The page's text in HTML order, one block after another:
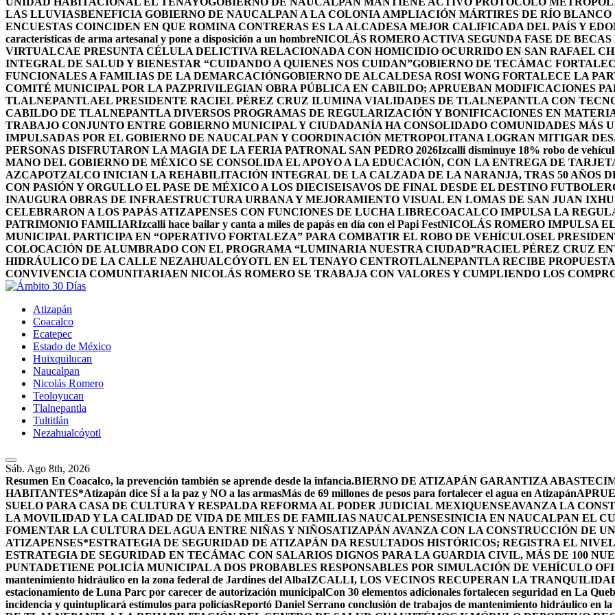
LAS LLUVIASBENEFICIA GOBIERNO DE NAUCALPAN A LA COLONIA AMPLIACIÓN MÁRTIRES DE RÍO
ENCUESTAS COINCIDEN EN QUE ROMINA CONTRERAS ES LA ALCADESA MEJOR CALIFICADA DEL PAÍS Y
características de arma artesanal y pone a disposición a un hombreNICOLÁS ROMERO ACTIVA SEGUNDA FASE DE
VIRTUALCAE PRESUNTA CÉLULA DELICTIVA RELACIONADA CON HOMICIDIO OCURRIDO EN SAN RAFAEL
INTEGRAL DE SALUD Y BIENESTAR “CUIDANDO A QUIENES NOS CUIDAN”GOBIERNO DE TECÁMAC
FUNCIONALES A FAMILIAS DE LA DEMARCACIÓNGOBIERNO DE ALCALDESA ROSI WONG FORTALECE LA
COMITÉ MUNICIPAL POR LA PAZPRIVILEGIAN OBRA PÚBLICA EN CABILDO; APRUEBAN MODIFICACIONES
TLALNEPANTLAEL PRESIDENTE RACIEL PÉREZ CRUZ ILUMINA VIALIDADES DE TLALNEPANTLA CON
CABILDO DE TLALNEPANTLA DIVERSOS PROGRAMAS DE REGULARIZACIÓN Y BONIFICACIONES EN
TRABAJO CONJUNTO ENTRE GOBIERNO MUNICIPAL Y CIUDADANÍA HA CONSOLIDADO COMUNIDADES MÁS
IMPULSADAS POR EL GOBIERNO DE NAUCALPAN Y COORDINACIÓN METROPOLITANA LOGRAN MITIGAR
PERSONAS DISFRUTARON LA MAGIA DE LA FERIA PATRONAL SAN PEDRO 2026Izcalli disminuye 18% robo de
MANO DEL GOBIERNO DE MÉXICO SE CONSOLIDA EL APOYO A LA EDUCACIÓN, CON LA ENTREGA DE
AZCAPOTZALCO INICIAN LA REHABILITACIÓN INTEGRAL DE LA CALZADA DE LA NARANJA, TRAS 50 AÑOS
CON PASIÓN Y ORGULLO EL PASE DE MÉXICO A LOS DIECISEISAVOS DE FINAL DESDE EL DESTINO
INAUGURA OBRAS DE INFRAESTRUCTURA URBANA Y MEJORAMIENTO VISUAL EN LOMAS DE SAN JUAN
CELEBRARON A LOS PAPÁS ATIZAPENSES CON FUNCIONES DE LUCHA LIBRECOACALCO IMPULSA LA
PATRIMONIO FAMILIARIzcalli hace bailar y canta a miles de papás en día con el Papi FestNICOLÁS ROMERO IMPULSA
MUNICIPAL PARTICIPA EN “OPERATIVO FORTALEZA” PARA COMBATIR EL ROBO DE VEHÍCULOSEL
COLOCACIÓN DE ALUMBRADO CON EL PROGRAMA “LUMINARIA NUESTRA CIUDAD”RACIEL PÉREZ CRUZ
HIDRÁULICO DE LA CALLE NEZAHUALCÓYOTL EN EL TENAYO CENTROTLALNEPANTLA RECIBE
CONVIVENCIA COMUNITARIAEN NICOLÁS ROMERO SE TRABAJA CON VALORES Y CUMPLIENDO LOS
Atizapán
Coacalco
Ecatepec
Estado de México
Huixquilucan
Naucalpan
Nicolás Romero
Teoloyucan
Tlalnepantla
Tultitlán
Nezahualcóyotl
Sáb. Ago 8th, 2026
Resumen En Coacalco, la prevención también se aprende desde la infancia.BIERNO DE ATIZAPÁN GARANTIZA
HABITANTES*Atizapán dice SÍ a la paz y NO a las armasMás de 69 millones de pesos para fortalecer el agua en Atizapán
SUELO PARA CASA DE CULTURA Y RESPALDA REFORMA AL PODER JUDICIAL MEXIQUENSEAVANZA LA
LA MOVILIDAD Y LA CALIDAD DE VIDA DE MILES DE FAMILIAS NAUCALPENSESINICIA EN NAUCALPAN EL
FOMENTAR LA CULTURA DEL AGUA ENTRE NIÑAS Y NIÑOSATIZAPÁN AVANZA CON LA CONSTRUCCIÓN DE
ATIZAPENSES*ESTRATEGIA DE SEGURIDAD DE ATIZAPÁN DA RESULTADOS HISTÓRICOS; REGISTRA EL
ESTRATEGIA DE SEGURIDAD EN TECÁMAC CON SALARIOS DIGNOS PARA LA GUARDIA CIVIL, MÁS DE 100
PUNTADETIENE POLICÍA MUNICIPAL A DOS PROBABLES RESPONSABLES POR SIMULACIÓN DE VEHÍCULO
mantenimiento hidráulico en la zona federal de Jardines del AlbaIZCALLI, LOS VECINOS RECUPERAN LA
estacionamiento de Luna Parc por carecer de autorización municipalCon 30 elementos adicionales fortalecen seguridad en La
incidencia y quintuplicará estímulos para policíasReportó Daniel Serrano conclusión de trabajos de mantenimiento hidráulico en